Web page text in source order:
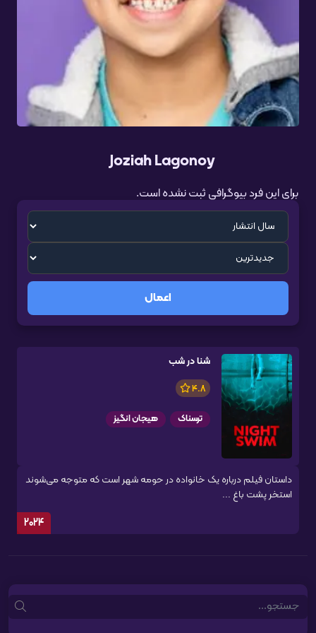
Joziah Lagonoy
برای این فرد بیوگرافی ثبت نشده است.
اعمال
شنا در شب
4.8
ترسناک هیجان انگیز
داستان فیلم درباره یک خانواده در حومه شهر است که متوجه می‌شوند
استخر پشت باغ ...
2024
Search